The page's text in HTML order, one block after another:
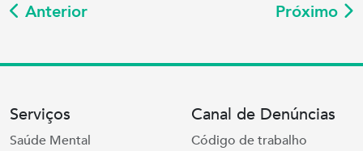
Anterior Próximo
Serviços
Saúde Mental
Canal de Denúncias
Código de trabalho